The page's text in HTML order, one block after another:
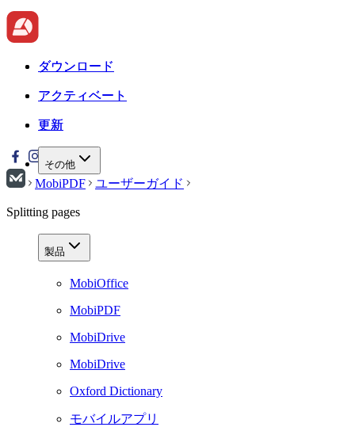
ダウンロード
アクティベート
更新
その他
ダウンロード
アクティベート
更新
MobiPDF ユーザーガイド
Splitting pages
製品
MobiOffice
MobiPDF
MobiDrive
MobiDrive
Oxford Dictionary
モバイルアプリ